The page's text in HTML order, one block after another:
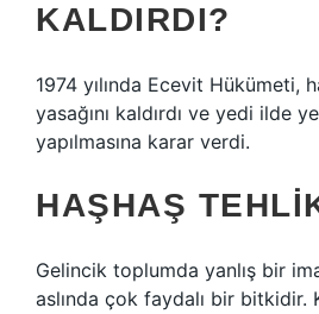
KALDIRDI?
1974 yılında Ecevit Hükümeti,
yasağını kaldırdı ve yedi ilde
yapılmasına karar verdi.
HAŞHAŞ
Gelincik toplumda yanlış bir
aslında çok faydalı bir bitkidir.